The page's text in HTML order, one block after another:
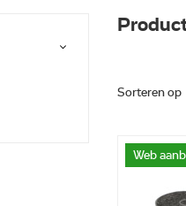
Sorteren op
Web